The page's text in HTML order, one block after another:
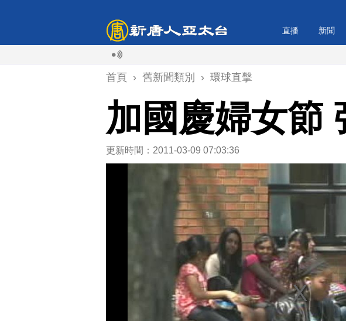
直播 新聞
首頁 › 舊新聞類別 › 環球直擊
加國慶婦女節
更新時間：2011-03-09 07:03:36